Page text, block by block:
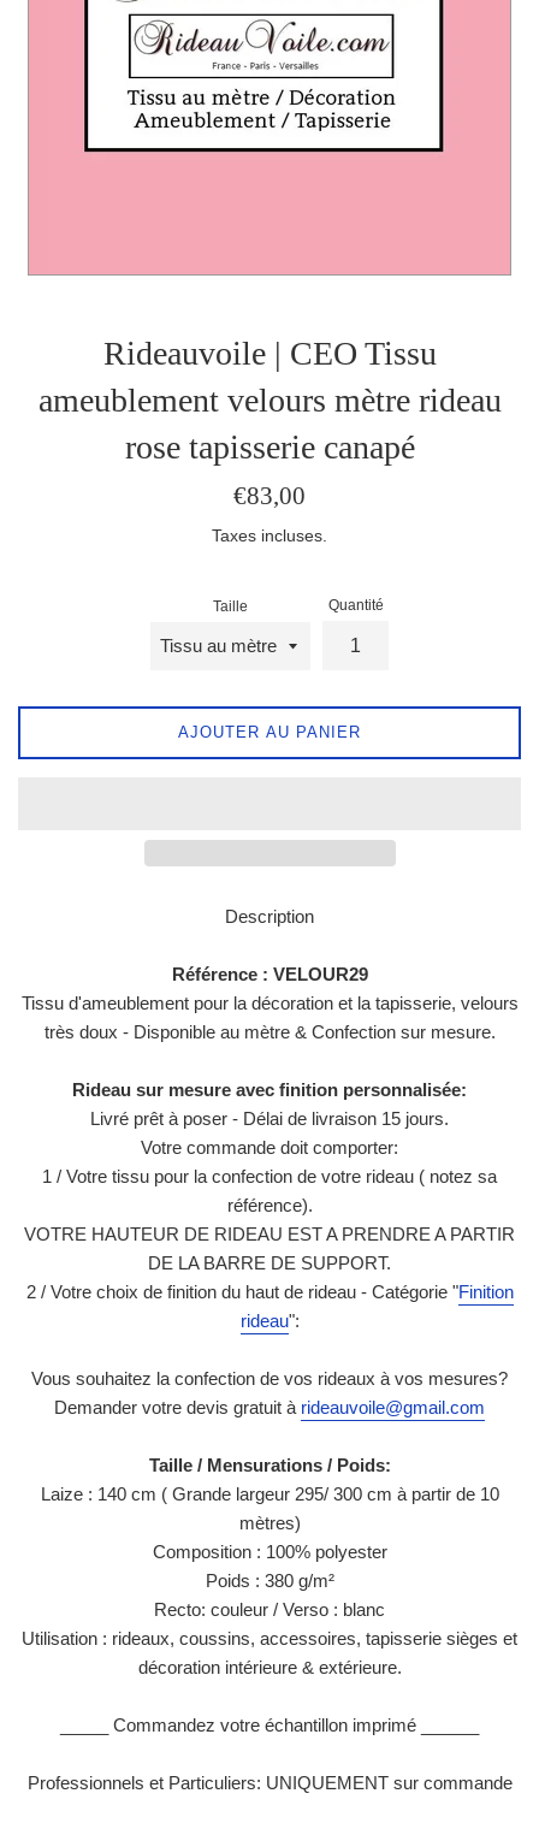
Rideauvoile | CEO Tissu
ameublement velours mètre rideau
rose tapisserie canapé
Prix
€83,00
Taxes incluses.
Taille Quantité
AJOUTER AU PANIER
Description
Référence : VELOUR29
Tissu d'ameublement pour la décoration et la tapisserie, velours
très doux - Disponible au mètre & Confection sur mesure.
Rideau sur mesure avec finition personnalisée:
Livré prêt à poser - Délai de livraison 15 jours.
Votre commande doit comporter:
1 / Votre tissu pour la confection de votre rideau ( notez sa
référence).
VOTRE HAUTEUR DE RIDEAU EST A PRENDRE A PARTIR
DE LA BARRE DE SUPPORT.
2 / Votre choix de finition du haut de rideau - Catégorie "Finition
rideau":
Vous souhaitez la confection de vos rideaux à vos mesures?
Demander votre devis gratuit à rideauvoile@gmail.com
Taille / Mensurations / Poids:
Laize : 140 cm ( Grande largeur 295/ 300 cm à partir de 10
mètres)
Composition : 100% polyester
Poids : 380 g/m²
Recto: couleur / Verso : blanc
Utilisation : rideaux, coussins, accessoires, tapisserie sièges et
décoration intérieure & extérieure.
_____ Commandez votre échantillon imprimé ______
Professionnels et Particuliers: UNIQUEMENT sur commande